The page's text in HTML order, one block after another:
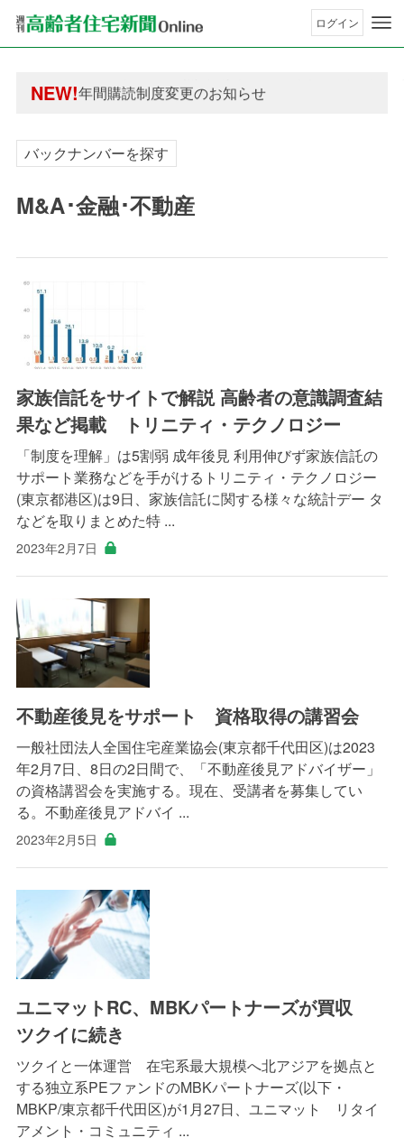
ログイン
NEW!
年間購読制度変更のお知らせ
年間購読制度変更のお知らせ
バックナンバーを探す
M&A･金融･不動産
家族信託をサイトで解説 高齢者の意識調査結
果など掲載 トリニティ・テクノロジー
「制度を理解」は5割弱 成年後見 利用伸びず家族信託の
サポート業務などを手がけるトリニティ・テクノロジー
(東京都港区)は9日、家族信託に関する様々な統計デー タ
などを取りまとめた特 ...
2023年2月7日
不動産後見をサポート 資格取得の講習会
一般社団法人全国住宅産業協会(東京都千代田区)は2023
年2月7日、8日の2日間で、「不動産後見アドバイザー」
の資格講習会を実施する。現在、受講者を募集してい
る。不動産後見アドバイ ...
2023年2月5日
ユニマットRC、MBKパートナーズが買収
ツクイに続き
ツクイと一体運営 在宅系最大規模へ北アジアを拠点と
する独立系PEファンドのMBKパートナーズ(以下・
MBKP/東京都千代田区)が1月27日、ユニマット リタイ
アメント・コミュニティ ...